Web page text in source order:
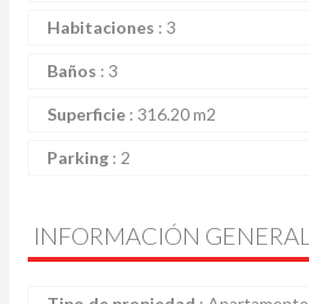
Habitaciones : 3
Baños : 3
Superficie : 316.20 m2
Parking : 2
INFORMACIÓN GENERAL